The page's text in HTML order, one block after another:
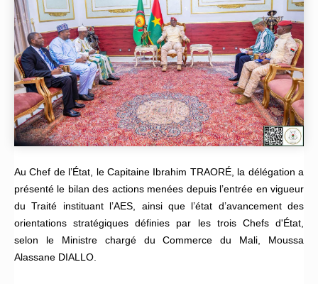
Au Chef de l’État, le Capitaine Ibrahim TRAORÉ, la délégation a
présenté le bilan des actions menées depuis l’entrée en vigueur
du Traité instituant l’AES, ainsi que l’état d’avancement des
orientations stratégiques définies par les trois Chefs d'État,
selon le Ministre chargé du Commerce du Mali, Moussa
Alassane DIALLO.